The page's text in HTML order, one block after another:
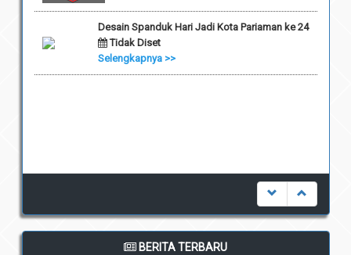
Desain Spanduk Hari Jadi Kota Pariaman ke 24
Tidak Diset
Selengkapnya >>
BERITA TERBARU